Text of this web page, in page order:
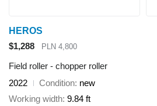
HEROS
$1,288
PLN 4,800
Field roller - chopper roller
2022
Condition new
Working width 9.84 ft